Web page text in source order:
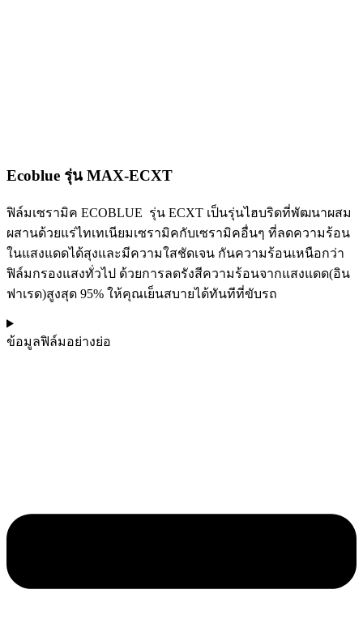
Ecoblue รุ่น MAX-ECXT
ฟิล์มเซรามิค ECOBLUE รุ่น ECXT เป็นรุ่นไฮบริดที่พัฒนาผสม
ผสานด้วยแร่ไทเทเนียมเซรามิคกับเซรามิคอื่นๆ ที่ลดความร้อน
ในแสงแดดได้สุงและมีความใสชัดเจน กันความร้อนเหนือกว่า
ฟิล์มกรองแสงทั่วไป ด้วยการลดรังสีความร้อนจากแสงแดด(อิน
ฟาเรด)สูงสุด 95% ให้คุณเย็นสบายได้ทันทีที่ขับรถ
ข้อมูลฟิล์มอย่างย่อ